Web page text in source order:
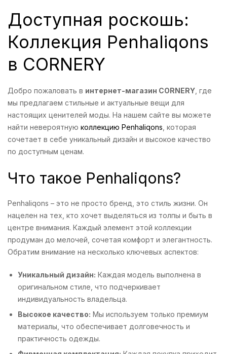
Доступная роскошь:
Коллекция Penhaliqons
в CORNERY
Добро пожаловать в интернет-магазин CORNERY , где
мы предлагаем стильные и актуальные вещи для
настоящих ценителей моды. На нашем сайте вы можете
найти невероятную коллекцию Penhaliqons , которая
сочетает в себе уникальный дизайн и высокое качество
по доступным ценам.
Что такое Penhaliqons?
Penhaliqons – это не просто бренд, это стиль жизни. Он
нацелен на тех, кто хочет выделяться из толпы и быть в
центре внимания. Каждый элемент этой коллекции
продуман до мелочей, сочетая комфорт и элегантность.
Обратим внимание на несколько ключевых аспектов:
Уникальный дизайн: Каждая модель выполнена в
оригинальном стиле, что подчеркивает
индивидуальность владельца.
Высокое качество: Мы используем только премиум
материалы, что обеспечивает долговечность и
практичность одежды.